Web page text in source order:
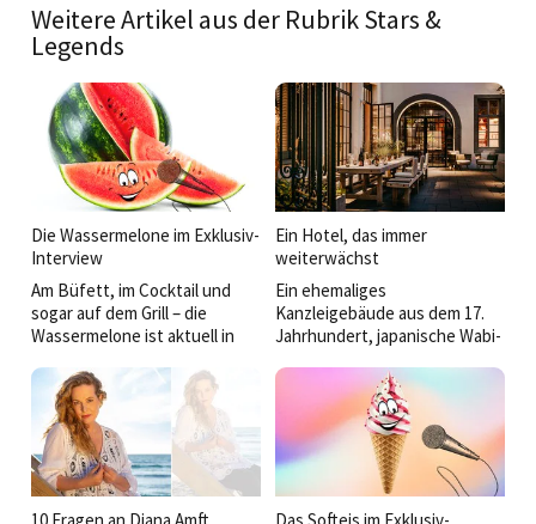
Weitere Artikel aus der Rubrik Stars &
Legends
Die Wassermelone im Exklusiv-
Interview
Am Büfett, im Cocktail und
sogar auf dem Grill – die
Wassermelone ist aktuell in
Im Gespräch verrät sie mehr
über ihren Aufstieg zur ­
beliebtesten Sommerfrucht
der Welt.
Ein Hotel, das immer
weiterwächst
Ein ehemaliges
Kanzleigebäude aus dem 17.
Jahrhundert, japanische Wabi-
japanische Sterneküche und
eine Gastgeberfamilie mit
Vision: Das PURS Luxury
Boutique Hotel & Restaurant
in Andernach ist vieles
zugleich – Boutiquehotel,
Designobjekt und